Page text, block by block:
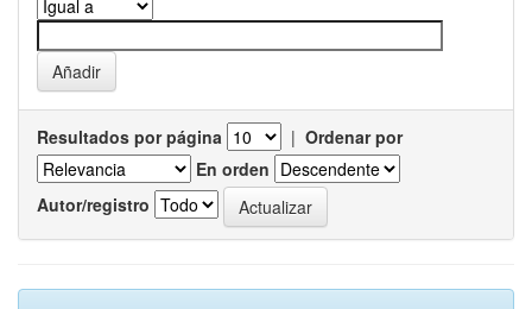
Resultados por página | Ordenar por
En orden
Autor/registro